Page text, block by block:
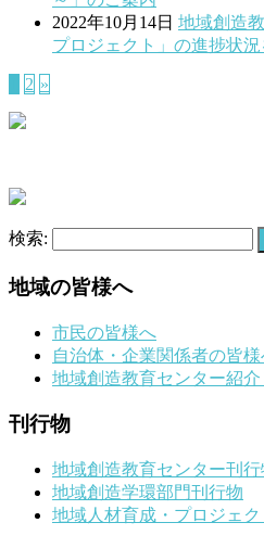
2022年10月14日 地域創造
プロジェクト」の進捗状
2 »
検索:
地域の皆様へ
市民の皆様へ
自治体・企業関係者の皆様
地域創造教育センター紹介
刊行物
地域創造教育センター刊行
地域創造学環部門刊行物
地域人材育成・プロジェ